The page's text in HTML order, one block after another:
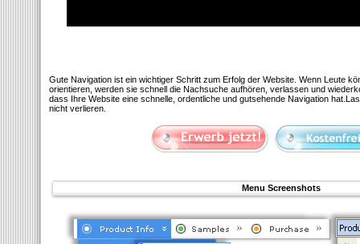
Gute Navigation ist ein wichtiger Schritt zum Erfolg der Website. Wenn Leute
orientieren, werden sie schnell die Nachsuche aufhören, verlassen und
dass Ihre Website eine schnelle, ordentliche und gutsehende Navigation
nicht verlieren.
Menu Screenshots